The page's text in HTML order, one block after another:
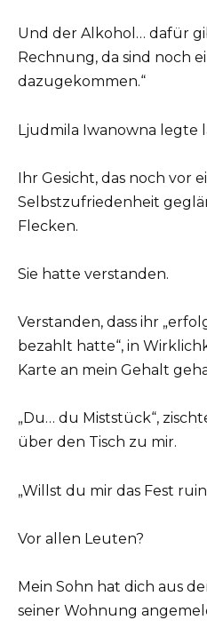
Und der Alkohol… dafür
Rechnung, da sind noch
dazugekommen.“
Ljudmila Iwanowna legte
Ihr Gesicht, das noch vor
Selbstzufriedenheit
Flecken.
Sie hatte verstanden.
Verstanden, dass ihr
bezahlt hatte“, in
Karte an mein Gehalt
„Du… du Miststück“,
über den Tisch zu mir.
„Willst du mir das Fest
Vor allen Leuten?
Mein Sohn hat dich aus
seiner Wohnung